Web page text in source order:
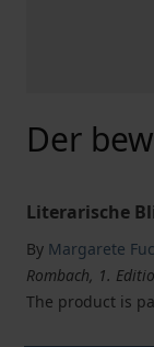
Der
Literarische
By Margarete
Rombach, 1.
The product is